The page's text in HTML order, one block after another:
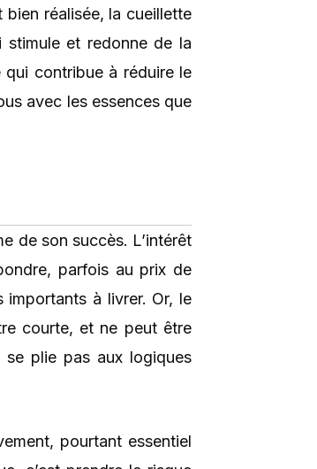
bien réalisée, la cueillette
stimule et redonne de la
qui contribue à réduire le
avec les essences que
de son succès. L’intérêt
parfois au prix de
importants à livrer. Or, le
courte, et ne peut être
plie pas aux logiques
pourtant essentiel